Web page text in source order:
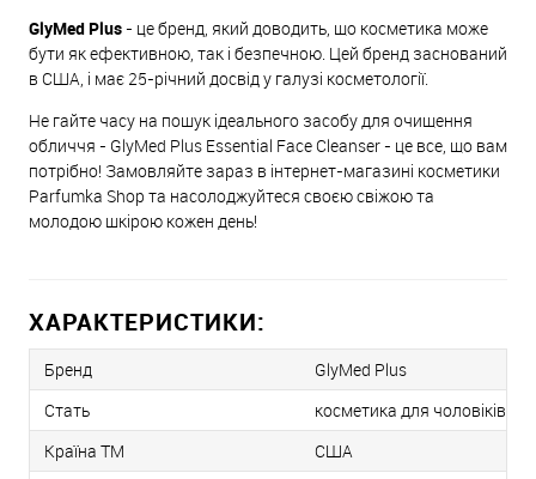
GlyMed Plus- це бренд, який доводить, що косметика може
бути як ефективною, так і безпечною. Цей бренд заснований
в США, і має 25-річний досвід у галузі косметології.
Не гайте часу на пошук ідеального засобу для очищення
обличчя - GlyMed Plus Essential Face Cleanser - це все, що вам
потрібно! Замовляйте зараз в інтернет-магазині косметики
Parfumka Shop та насолоджуйтеся своєю свіжою та
молодою шкірою кожен день!
ХАРАКТЕРИСТИКИ:
Бренд
GlyMed Plus
Стать
косметика для чоловіків
Країна ТМ
США